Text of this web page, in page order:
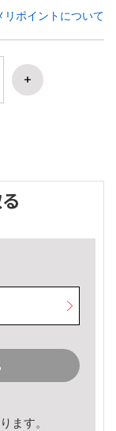
リポイントについて
ます。